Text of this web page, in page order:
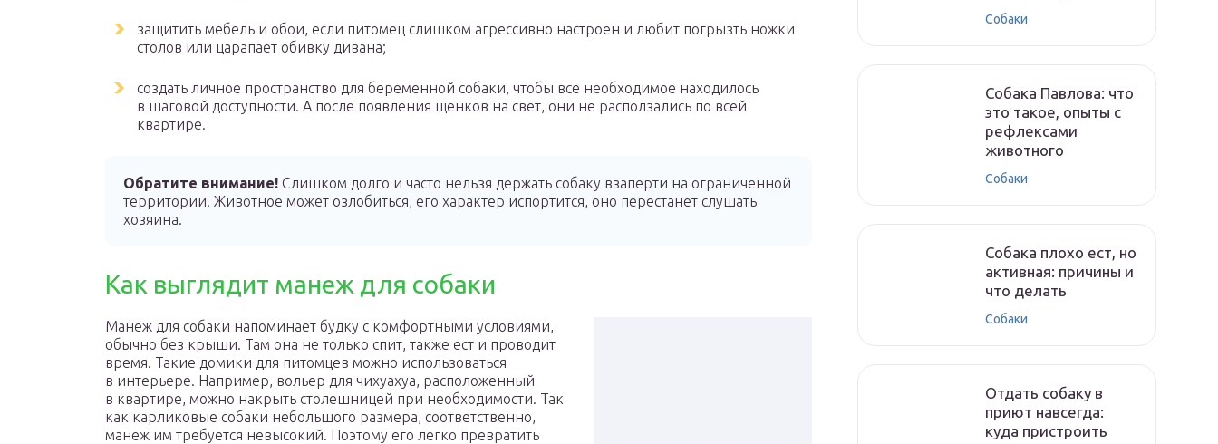
защитить мебель и обои, если питомец слишком агрессивно настроен и любит погрызть ножки
столов или царапает обивку дивана;
создать личное пространство для беременной собаки, чтобы все необходимое находилось
в шаговой доступности. А после появления щенков на свет, они не расползались по всей
квартире.
Обратите внимание! Слишком долго и часто нельзя держать собаку взаперти на ограниченной
территории. Животное может озлобиться, его характер испортится, оно перестанет слушать
хозяина.
Как выглядит манеж для собаки
Манеж для собаки напоминает будку с комфортными условиями,
обычно без крыши. Там она не только спит, также ест и проводит
время. Такие домики для питомцев можно использоваться
в интерьере. Например, вольер для чихуахуа, расположенный
в квартире, можно накрыть столешницей при необходимости. Так
как карликовые собаки небольшого размера, соответственно,
манеж им требуется невысокий. Поэтому его легко превратить
Собаки
Собака Павлова: что
это такое, опыты с
рефлексами
животного
Собаки
Собака плохо ест, но
активная: причины и
что делать
Собаки
Отдать собаку в
приют навсегда:
куда пристроить